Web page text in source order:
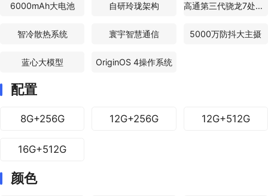
6000mAh大电池 自研玲珑架构 高通第三代骁龙7处理器
智冷散热系统 寰宇智慧通信 5000万防抖大主摄
蓝心大模型 OriginOS 4操作系统
配置
8G+256G 12G+256G 12G+512G
16G+512G
颜色